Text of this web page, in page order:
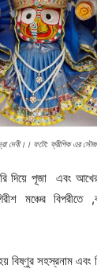
দেবী।। ফটো: ফ্রীপিক এর
দিয়ে পূজা এবং
মঞ্চের বিপরীতে
বিষ্ণুর সহস্রনাম এবং